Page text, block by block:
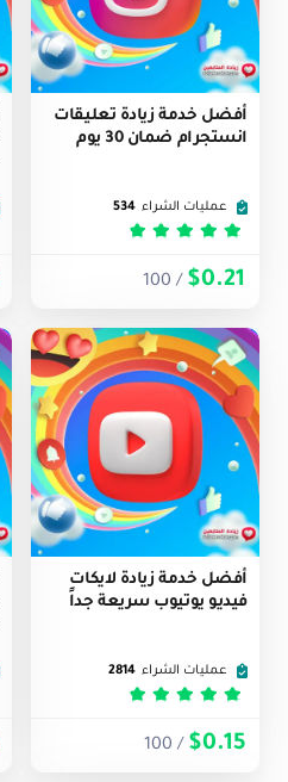
أفضل خدمة زيادة تعليقات
انستجرام ضمان 30 يوم
عمليات الشراء 534
تم التقييم 5
$0.21
/ 100
أفضل خدمة زيادة لايكات
فيديو يوتيوب سريعة جداً
عمليات الشراء 2814
تم التقييم 5
$0.15
/ 100